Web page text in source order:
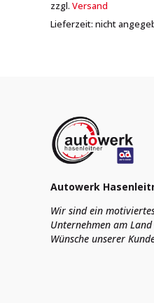
zzgl. Versand
Lieferzeit: nicht
Autowerk
Wir sind ein
Unternehmen am
Wünsche unserer